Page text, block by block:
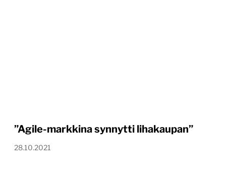
”Agile-markkina synnytti lihakaupan”
28.10.2021